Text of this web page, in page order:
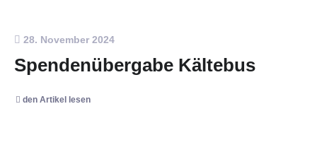
28. November 2024
Spendenübergabe Kältebus
den Artikel lesen